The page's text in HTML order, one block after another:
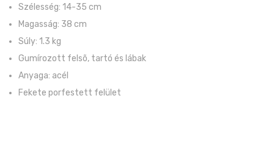
Szélesség: 14-35 cm
Magasság: 38 cm
Súly: 1.3 kg
Gumírozott felsõ, tartó és lábak
Anyaga: acél
Fekete porfestett felület